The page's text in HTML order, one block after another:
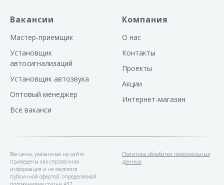
Вакансии
Мастер-приемщик
Установщик
автосигнализаций
Установщик автозвука
Оптовый менеджер
Все ваканси
Компания
О нас
Контакты
Проекты
Акции
Интернет-магазин
Все цены, указанные на сайте
приведены как справочная
информация и не являются
публичной офертой, определяемой
Политика обработки персональных
данных